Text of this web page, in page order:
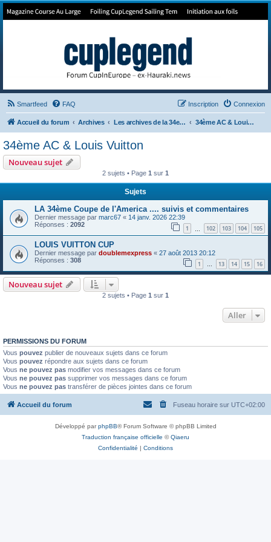
Forum de Cup In Europe
Smartfeed FAQ Connexion
Inscription
Accueil du forum Archives Les archives de la 34e America's Cup 34ème AC & Louis Vuitton
34ème AC & Louis Vuitton
Nouveau sujet
2 sujets • Page 1 sur 1
Sujets
LA 34ème Coupe de l'America .... suivis et commentaires
Dernier message par marc67 « 14 janv. 2026 22:39
Réponses : 2092 1 102 103 104 105
LOUIS VUITTON CUP
Dernier message par doublemexpress « 27 août 2013 20:12
Réponses : 308 1 … 13 14 15 16
Nouveau sujet
2 sujets • Page 1 sur 1
Aller
PERMISSIONS DU FORUM
Vous pouvez publier de nouveaux sujets dans ce forum
Vous pouvez répondre aux sujets dans ce forum
Vous ne pouvez pas modifier vos messages dans ce forum
Vous ne pouvez pas supprimer vos messages dans ce forum
Vous ne pouvez pas transférer de pièces jointes dans ce forum
Accueil du forum Fuseau horaire sur UTC+02:00
Développé parphpBB® Forum Software © phpBB Limited
Traduction française officielle ©Qiaeru
Confidentialité | Conditions